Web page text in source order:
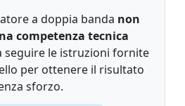
a doppia banda non
competenza tecnica
seguire le istruzioni fornite
per ottenere il risultato
sforzo.